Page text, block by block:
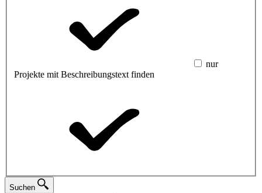
nur
Projekte mit Beschreibungstext finden
Suchen